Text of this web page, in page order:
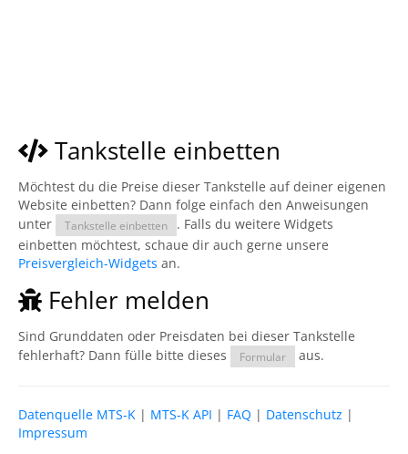
Tankstelle einbetten
Möchtest du die Preise dieser Tankstelle auf deiner eigenen
Website einbetten? Dann folge einfach den Anweisungen
unter
Tankstelle einbetten
. Falls du weitere Widgets
einbetten möchtest, schaue dir auch gerne unsere
Preisvergleich-Widgets an.
Fehler melden
Sind Grunddaten oder Preisdaten bei dieser Tankstelle
fehlerhaft? Dann fülle bitte dieses
Formular aus.
Datenquelle MTS-K | MTS-K API | FAQ | Datenschutz |
Impressum